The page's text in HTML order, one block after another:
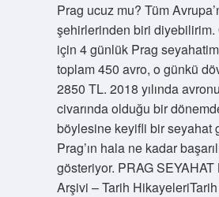
Prag ucuz mu? Tüm
şehirlerinden biri diyebilirim.
için 4 günlük Prag
toplam 450 avro, o günkü
2850 TL. 2018 yılında
civarında olduğu bir
böylesine keyifli bir seyahat
Prag’ın hala ne kadar
gösteriyor. PRAG
Arşivi – Tarih